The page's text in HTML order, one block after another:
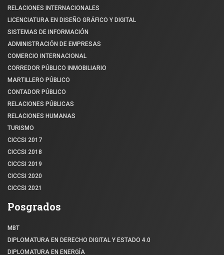
RELACIONES INTERNACIONALES
LICENCIATURA EN DISEÑO GRÁFICO Y DIGITAL
SISTEMAS DE INFORMACIÓN
ADMINISTRACIÓN DE EMPRESAS
COMERCIO INTERNACIONAL
CORREDOR PÚBLICO INMOBILIARIO
MARTILLERO PÚBLICO
CONTADOR PÚBLICO
RELACIONES PÚBLICAS
RELACIONES HUMANAS
TURISMO
CICCSI 2017
CICCSI 2018
CICCSI 2019
CICCSI 2020
CICCSI 2021
Posgrados
MBT
DIPLOMATURA EN DERECHO DIGITAL Y ESTADO 4.0
DIPLOMATURA EN ENERGÍA